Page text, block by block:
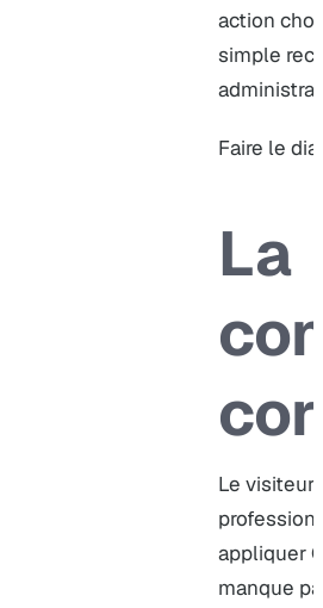
action
simple
Faire le
La
Le visiteur
appliquer
manque